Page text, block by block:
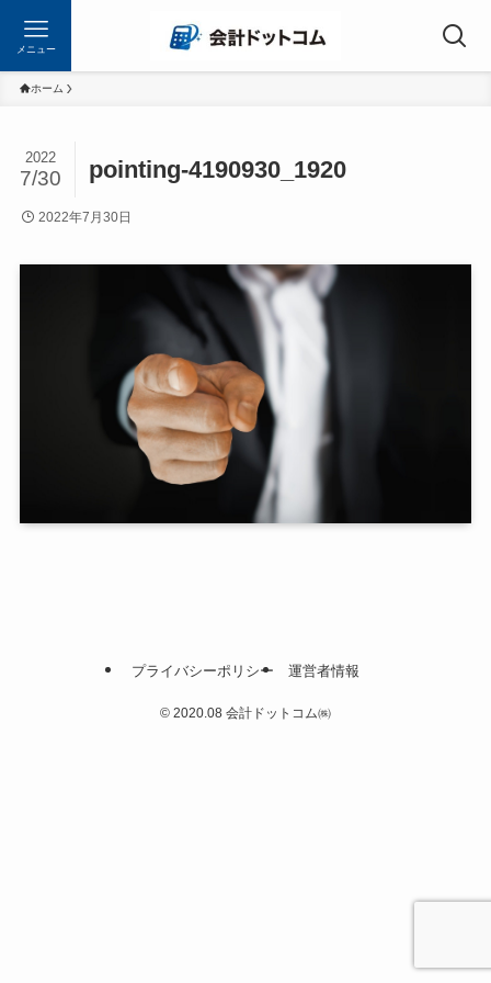
メニュー
ホーム
pointing-4190930_1920
2022
7/30
2022年7月30日
プライバシーポリシー 運営者情報
© 2020.08 会計ドットコム㈱